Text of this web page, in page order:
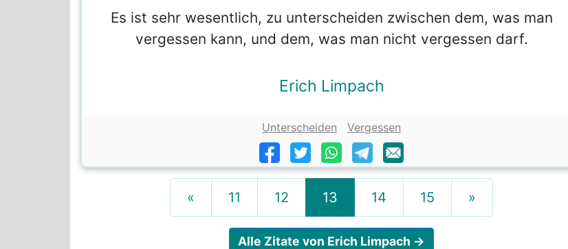
Es ist sehr wesentlich, zu unterscheiden zwischen dem, was man
vergessen kann, und dem, was man nicht vergessen darf.
Erich Limpach
Unterscheiden Vergessen
« 11 12 13 14 15 »
Alle Zitate von Erich Limpach →